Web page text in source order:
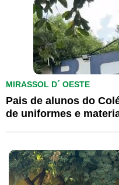
MIRASSOL D´ OESTE
Pais de alunos do
de uniformes e